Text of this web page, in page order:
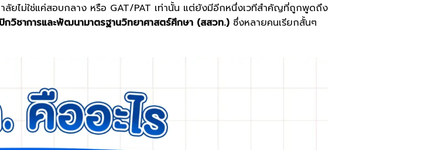
ลัยไม่ใช่แค่สอบกลาง หรือ GAT/PAT เท่านั้น แต่ยังมีอีกหนึ่งเวทีสำคัญที่ถูกพูดถึง
วิชาการและพัฒนามาตรฐานวิทยาศาสตร์ศึกษา (สสวท.)ซึ่งหลายคนเรียกสั้นๆ